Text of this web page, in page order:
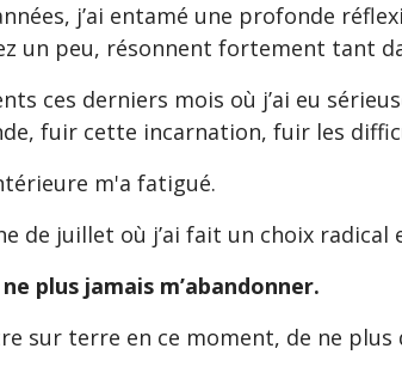
j’ai entamé une profonde
un peu, résonnent fortement tant
ces derniers mois où j’ai eu
fuir cette incarnation, fuir les
m'a fatigué.
de juillet où j’ai fait un choix
plus jamais m’abandonner.
sur terre en ce moment, de ne